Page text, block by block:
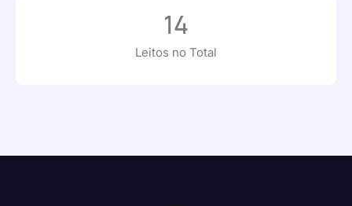
Leitos no Total
14